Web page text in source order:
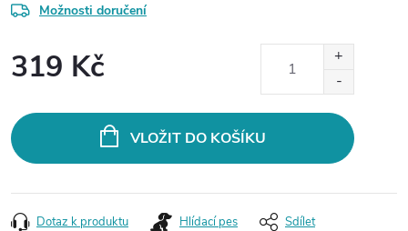
Možnosti doručení
319 Kč
VLOŽIT DO KOŠÍKU
Dotaz k produktu Hlídací pes Sdílet